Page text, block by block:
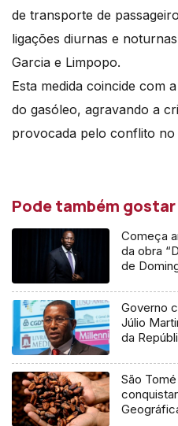
de transporte de
ligações diurnas e
Garcia e Limpopo.
Esta medida coincide com
do gasóleo, agravando a
provocada pelo conflito no
Pode também gostar
Começa
da obra
de
Governo
Júlio
da
São